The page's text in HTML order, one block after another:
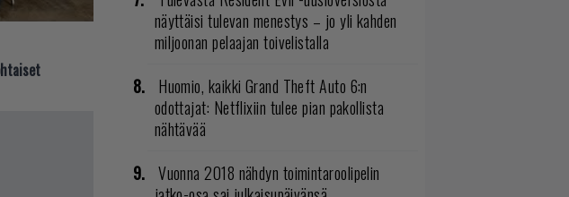
näyttäisi tulevan menestys – jo yli kahden
miljoonan pelaajan toivelistalla
Huomio, kaikki Grand Theft Auto 6:n
odottajat: Netflixiin tulee pian pakollista
nähtävää
Vuonna 2018 nähdyn toimintaroolipelin